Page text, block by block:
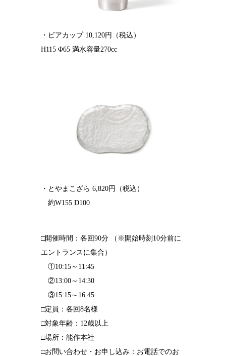
・ビアカップ 10,120円（税込）
H115 Φ65 満水容量270cc
・とやまこざら 6,820円（税込）
約W155 D100
□開催時間：各回90分 （※開始時刻10分前に
エントランスに集合）
①10:15～11:45
②13:00～14:30
③15:15～16:45
□定員：各回8名様
□対象年齢：12歳以上
□場所：能作本社
□お問い合わせ・お申し込み：お電話でのお